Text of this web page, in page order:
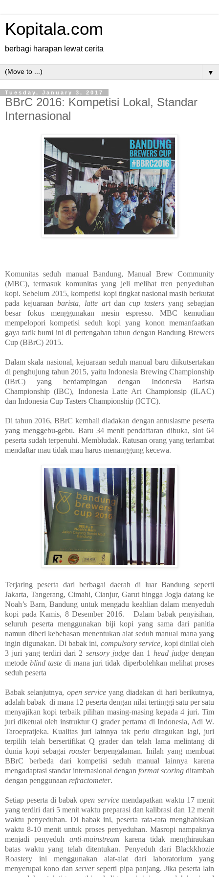
Kopitala.com
berbagi harapan lewat cerita
▼
Tuesday, January 3, 2017
BBrC 2016: Kompetisi Lokal, Standar
Internasional
Komunitas seduh manual Bandung, Manual Brew Community
(MBC), termasuk komunitas yang jeli melihat tren penyeduhan
kopi. Sebelum 2015, kompetisi kopi tingkat nasional masih berkutat
pada kejuaraan barista, latte artdancup tastersyang sebagian
besar fokus menggunakan mesin espresso. MBC kemudian
mempelopori kompetisi seduh kopi yang konon memanfaatkan
gaya tarik bumi ini di pertengahan tahun dengan Bandung Brewers
Cup (BBrC) 2015.
Dalam skala nasional, kejuaraan seduh manual baru diikutsertakan
di penghujung tahun 2015, yaitu Indonesia Brewing Championship
(IBrC) yang berdampingan dengan Indonesia Barista
Championship (IBC), Indonesia Latte Art Championsip (ILAC)
dan Indonesia Cup Tasters Championship (ICTC).
Di tahun 2016, BBrC kembali diadakan dengan antusiasme peserta
yang menggebu-gebu. Baru 34 menit pendaftaran dibuka, slot 64
peserta sudah terpenuhi. Membludak. Ratusan orang yang terlambat
mendaftar mau tidak mau harus menanggung kecewa.
Terjaring peserta dari berbagai daerah di luar Bandung seperti
Jakarta, Tangerang, Cimahi, Cianjur, Garut hingga Jogja datang ke
Noah’s Barn, Bandung untuk mengadu keahlian dalam menyeduh
kopi pada Kamis, 8 Desember 2016. Dalam babak penyisihan,
seluruh peserta menggunakan biji kopi yang sama dari panitia
namun diberi kebebasan menentukan alat seduh manual mana yang
ingin digunakan. Di babak ini, compulsory service, kopi dinilai oleh
3 juri yang terdiri dari 2 sensory judgedan 1 head judgedengan
metodeblind taste di mana juri tidak diperbolehkan melihat proses
seduh peserta
Babak selanjutnya, open service yang diadakan di hari berikutnya,
adalah babak di mana 12 peserta dengan nilai tertinggi satu per satu
menyajikan kopi terbaik pilihan masing-masing kepada 4 juri. Tim
juri diketuai oleh instruktur Q grader pertama di Indonesia, Adi W.
Taroepratjeka. Kualitas juri lainnya tak perlu diragukan lagi, juri
terpilih telah bersertifikat Q grader dan telah lama melintang di
dunia kopi sebagai roaster berpengalaman. Inilah yang membuat
BBrC berbeda dari kompetisi seduh manual lainnya karena
mengadaptasi standar internasional dengan format scoring ditambah
dengan penggunaan refractometer.
Setiap peserta di babakopen servicemendapatkan waktu 17 menit
yang terdiri dari 5 menit waktu preparasi dan kalibrasi dan 12 menit
waktu penyeduhan. Di babak ini, peserta rata-rata menghabiskan
waktu 8-10 menit untuk proses penyeduhan. Masropi nampaknya
menjadi penyeduh anti-mainstream karena tidak menghiraukan
batas waktu yang telah ditentukan. Penyeduh dari Blackkhozie
Roastery ini menggunakan alat-alat dari laboratorium yang
menyerupai kono danserverseperti pipa panjang. Jika peserta lain